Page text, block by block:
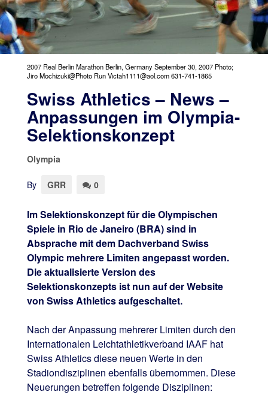
2007 Real Berlin Marathon Berlin, Germany September 30, 2007 Photo;
Jiro Mochizuki@Photo Run Victah1111@aol.com 631-741-1865
Swiss Athletics – News –
Anpassungen im Olympia-
Selektionskonzept
Olympia
By GRR 0
Im Selektionskonzept für die Olympischen
Spiele in Rio de Janeiro (BRA) sind in
Absprache mit dem Dachverband Swiss
Olympic mehrere Limiten angepasst worden.
Die aktualisierte Version des
Selektionskonzepts ist nun auf der Website
von Swiss Athletics aufgeschaltet.
Nach der Anpassung mehrerer Limiten durch den
Internationalen Leichtathletikverband IAAF hat
Swiss Athletics diese neuen Werte in den
Stadiondisziplinen ebenfalls übernommen. Diese
Neuerungen betreffen folgende Disziplinen: